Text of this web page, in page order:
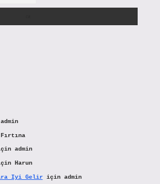
admin
Fırtına
admin
Harun
Iyi Geliriçin admin